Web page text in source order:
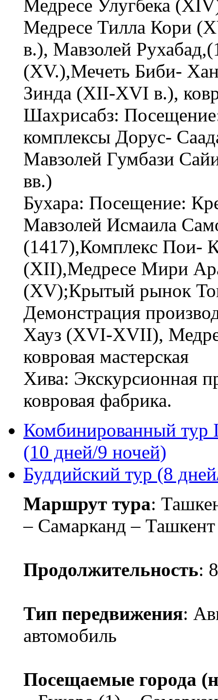
Медресе Улугбека
Медресе Тилла Кори
в.), Мавзолей
(XV.),Мечеть Биби-
Зинда (XII-XVI в.),
Шахрисабз:
комплексы Дорус-
Мавзолей Гумбази
вв.)
Бухара: Посещение:
Мавзолей Исмаила
(1417),Комплекс Пои-
(XII),Медресе Мири
(XV);Крытый рынок
Демонстрация
Хауз (XVI-XVII),
ковровая мастерская
Хива: Экскурсионная
ковровая фабрика.
Комбинированный тур
(10 дней/9 ночей)
Буддийский тур (8
Маршрут тура:
– Самарканд – Ташкент
Продолжительность:
Тип передвижения:
автомобиль
Посещаемые города